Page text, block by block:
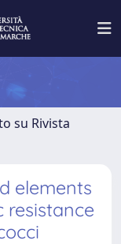
su Rivista
elements
resistance